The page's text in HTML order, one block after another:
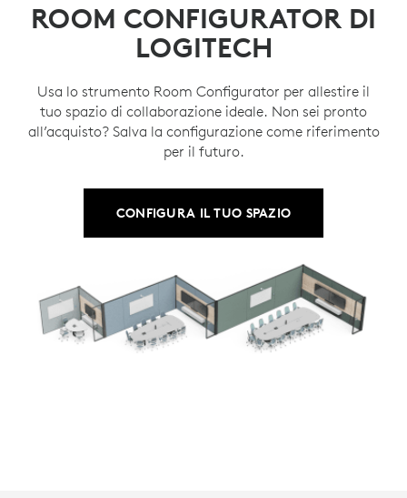
ROOM CONFIGURATOR DI
LOGITECH
Usa lo strumento Room Configurator per allestire il
tuo spazio di collaborazione ideale. Non sei pronto
all’acquisto? Salva la configurazione come riferimento
per il futuro.
CONFIGURA IL TUO SPAZIO